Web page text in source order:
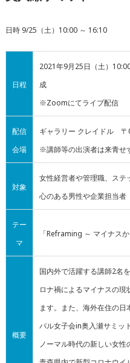
日時 9/25（土）10:00 ～ 16:10
日程
2021年9月25日（土）
成
※Zoomにてライブ配信
配信
会場
ギャラリー クレイドル
※講師等の出演者は来青せ
対象
女性経営者や管理職、ステ
心のある男性や企業担当者
テー
マ
「Reframing ～ マイナスか
概要
国内外で活躍する講師2名
ロナ禍によるマイナスの現
ます。また、海外在住の
バル女子会in奥入瀬サミッ
ノーマル時代の新しい女性